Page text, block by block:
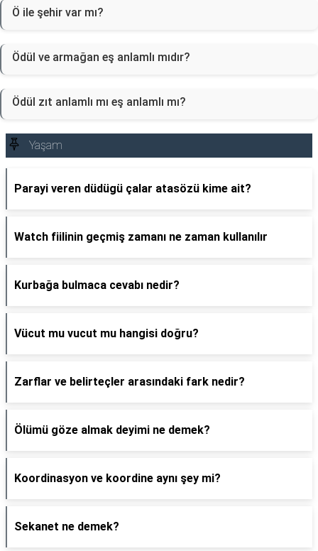
Ö ile şehir var mı?
Ödül ve armağan eş anlamlı mıdır?
Ödül zıt anlamlı mı eş anlamlı mı?
Yaşam
Parayi veren düdügü çalar atasözü kime ait?
Watch fiilinin geçmiş zamanı ne zaman kullanılır
Kurbağa bulmaca cevabı nedir?
Vücut mu vucut mu hangisi doğru?
Zarflar ve belirteçler arasındaki fark nedir?
Ölümü göze almak deyimi ne demek?
Koordinasyon ve koordine aynı şey mi?
Sekanet ne demek?